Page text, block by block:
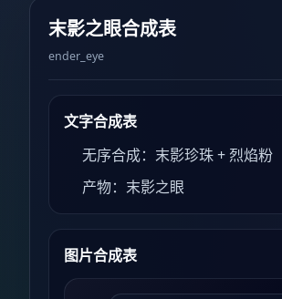
末影之眼合成表
ender_eye
文字合成表
无序合成：末影珍珠 + 烈焰粉
产物：末影之眼
图片合成表